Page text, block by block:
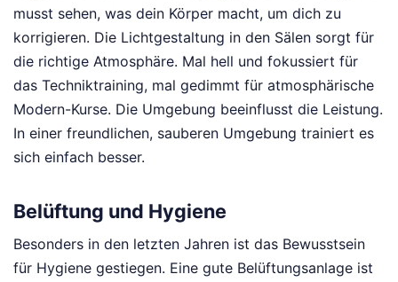
musst sehen, was dein Körper macht, um dich zu
korrigieren. Die Lichtgestaltung in den Sälen sorgt für
die richtige Atmosphäre. Mal hell und fokussiert für
das Techniktraining, mal gedimmt für atmosphärische
Modern-Kurse. Die Umgebung beeinflusst die Leistung.
In einer freundlichen, sauberen Umgebung trainiert es
sich einfach besser.
Belüftung und Hygiene
Besonders in den letzten Jahren ist das Bewusstsein
für Hygiene gestiegen. Eine gute Belüftungsanlage ist